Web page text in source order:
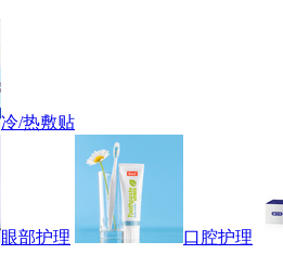
冷/热敷贴
眼部护理 口腔护理